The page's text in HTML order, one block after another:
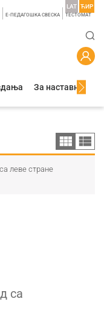
Е-ПЕДАГОШКА СВЕСКА TЕСТОМАТ
LAT ЋИР
За наставнике
леве стране
са